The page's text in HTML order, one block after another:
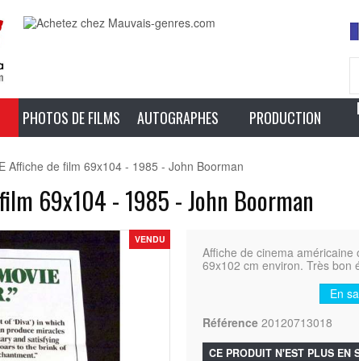
PHOTOS DE FILMS AUTOGRAPHES PRODUCTION
Affiche de film 69x104 - 1985 - John Boorman
film 69x104 - 1985 - John Boorman
VENDU
Affiche de cinema américaine
69x102 cm environ. Très bon
En
Référence 20120713018
CE PRODUIT N'EST PLUS EN